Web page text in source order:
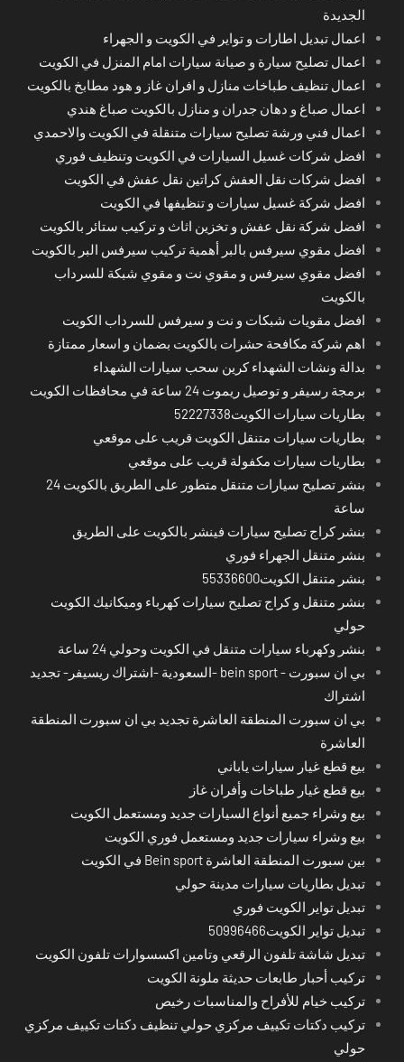
الجديدة
اعمال تبديل اطارات و تواير في الكويت و الجهراء
اعمال تصليح سيارة و صيانة سيارات امام المنزل في الكويت
اعمال تنظيف طباخات منازل و افران غاز و هود مطابخ بالكويت
اعمال صباغ و دهان جدران و منازل بالكويت صباغ هندي
اعمال فني ورشة تصليح سيارات متنقلة في الكويت والاحمدي
افضل شركات غسيل السيارات في الكويت وتنظيف فوري
افضل شركات نقل العفش كراتين نقل عفش في الكويت
افضل شركة غسيل سيارات و تنظيفها في الكويت
افضل شركة نقل عفش و تخزين اثاث و تركيب ستائر بالكويت
افضل مقوي سيرفس بالبر أهمية تركيب سيرفس البر بالكويت
افضل مقوي سيرفس و مقوي نت و مقوي شبكة للسرداب
بالكويت
افضل مقويات شبكات و نت و سيرفس للسرداب الكويت
اهم شركة مكافحة حشرات بالكويت بضمان و اسعار ممتازة
بدالة ونشات الشهداء كرين سحب سيارات الشهداء
برمجة رسيفر و توصيل ريموت 24 ساعة في محافظات الكويت
بطاريات سيارات الكويت52227338
بطاريات سيارات متنقل الكويت قريب على موقعي
بطاريات سيارات مكفولة قريب على موقعي
بنشر تصليح سيارات متنقل متطور على الطريق بالكويت 24
ساعة
بنشر كراج تصليح سيارات فينشر بالكويت على الطريق
بنشر متنقل الجهراء فوري
بنشر متنقل الكويت55336600
بنشر متنقل و كراج تصليح سيارات كهرباء وميكانيك الكويت
حولي
بنشر وكهرباء سيارات متنقل في الكويت وحولي 24 ساعة
بي ان سبورت - bein sport -السعودية -اشتراك ريسيفر- تجديد
اشتراك
بي ان سبورت المنطقة العاشرة تجديد بي ان سبورت المنطقة
العاشرة
بيع قطع غيار سيارات ياباني
بيع قطع غيار طباخات وأفران غاز
بيع وشراء جميع أنواع السيارات جديد ومستعمل الكويت
بيع وشراء سيارات جديد ومستعمل فوري الكويت
بين سبورت المنطقة العاشرة Bein sport في الكويت
تبديل بطاريات سيارات مدينة حولي
تبديل تواير الكويت فوري
تبديل تواير الكويت50996466
تبديل شاشة تلفون الرقعي وتامين اكسسوارات تلفون الكويت
تركيب أحبار طابعات حديثة ملونة الكويت
تركيب خيام للأفراح والمناسبات رخيص
تركيب دكتات تكييف مركزي حولي تنظيف دكتات تكييف مركزي
حولي